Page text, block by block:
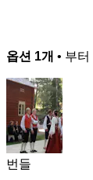
옵션 1개 • 부터
번들